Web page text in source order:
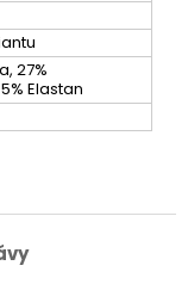
27%
Elastan